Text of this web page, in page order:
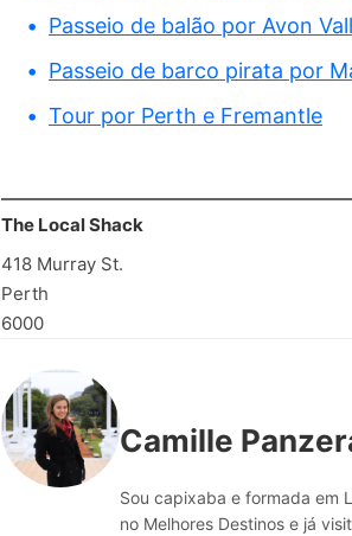
Passeio de balão por Avon
Passeio de barco pirata por
Tour por Perth e Fremantle
The Local Shack
418 Murray St.
Perth
6000
Camille
Sou capixaba e formada em
no Melhores Destinos e já